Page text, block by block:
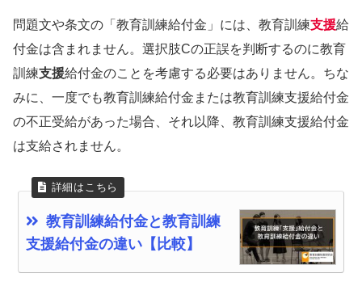
問題文や条文の「教育訓練給付金」には、教育訓練支援給
付金は含まれません。選択肢Cの正誤を判断するのに教育
訓練支援給付金のことを考慮する必要はありません。ちな
みに、一度でも教育訓練給付金または教育訓練支援給付金
の不正受給があった場合、それ以降、教育訓練支援給付金
は支給されません。
教育訓練給付金と教育訓練
支援給付金の違い【比較】